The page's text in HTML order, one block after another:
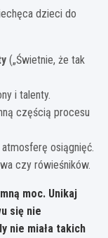
dzieci do
(„Świetnie, że tak
i talenty.
częścią procesu
osiągnięć.
czy rówieśników.
moc. Unikaj
się nie
nie miała takich